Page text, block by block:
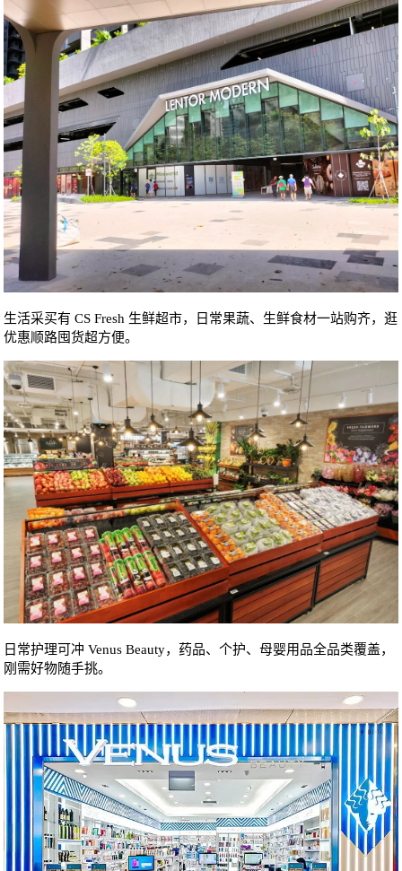
生活采买有 CS Fresh 生鲜超市，日常果蔬、生鲜食材一站购齐，逛
优惠顺路囤货超方便。
日常护理可冲 Venus Beauty，药品、个护、母婴用品全品类覆盖，
刚需好物随手挑。